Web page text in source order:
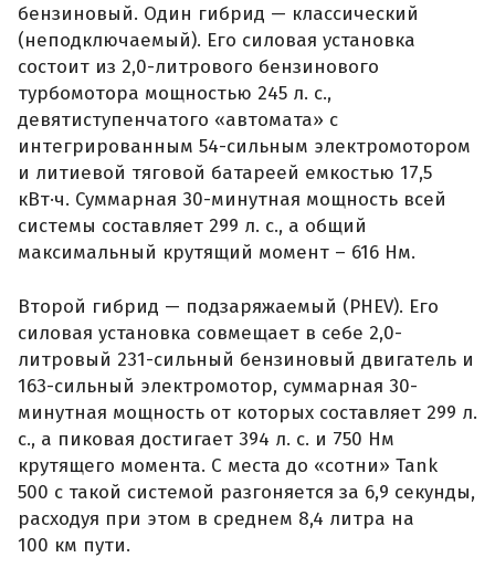
бензиновый. Один гибрид — классический
(неподключаемый). Его силовая установка
состоит из 2,0-литрового бензинового
турбомотора мощностью 245 л. с.,
девятиступенчатого «автомата» с
интегрированным 54-сильным электромотором
и литиевой тяговой батареей емкостью 17,5
кВт·ч. Суммарная 30-минутная мощность всей
системы составляет 299 л. с., а общий
максимальный крутящий момент – 616 Нм.
Второй гибрид — подзаряжаемый (PHEV). Его
силовая установка совмещает в себе 2,0-
литровый 231-сильный бензиновый двигатель и
163-сильный электромотор, суммарная 30-
минутная мощность от которых составляет 299 л.
с., а пиковая достигает 394 л. с. и 750 Нм
крутящего момента. С места до «сотни» Tank
500 с такой системой разгоняется за 6,9 секунды,
расходуя при этом в среднем 8,4 литра на
100 км пути.